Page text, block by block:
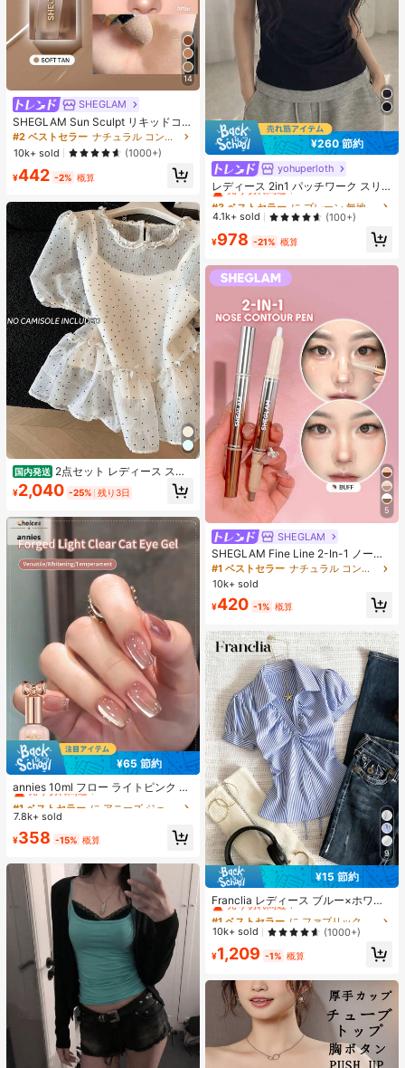
14
SHEGLAM
SHEGLAM Sun Sculpt リキッドコン
ター-Soft Tan ノーズシャドウ シェ
ーディング 女性と女の子のためのブ
ランドビューティーコスメメイクア
ップ
#2 ベストセラー
ナチュラル コントゥア＆ブロンザー
10k+ sold
(1000+)
¥442 -2% 概算
国内発送 2点セット レディース スイ
ートスタイル 水玉模様 メッシュ フ
リル パフスリーブ クロップトップ
ップス 半袖 ドット柄 ショート丈 透
け感 シースルー ガーリー 大人可愛
い フェミニン 春夏
¥2,040 -25% 残り3日
¥65 節約
annies 10ml フロー ライトピンク キ
ャットアイ ジェルネイルポリッシュ
ウルトラシャイン UVジェル ミラー
グラス キャットマグネットジェル ワ
ニス ネイルサプライ
#1 ベストセラー
に アニーズ ジェルネイルポリッシュ
売り切れ間近！
#1 ベストセラー
売り切れ間近！
#1 ベストセラー
売り切れ間近！
#1 ベストセラー
に アニーズ ジェルネイルポリッシュ
売り切れ間近！
7.8k+ sold
¥358 -15% 概算
¥260 節約
yohuperloth
レディース 2in1 パッチワーク スリ
ムフィット 多用途 カジュアル 半袖T
シャツ ブラック 夏用
#3 ベストセラー
売り切れ間近！
#3 ベストセラー
売り切れ間近！
#3 ベストセラー
売り切れ間近！
#3 ベストセラー
に プレーン 無地のカジュアルTシャツ
売り切れ間近！
4.1k+ sold (100+)
¥978 -21% 概算
5
SHEGLAM
SHEGLAM Fine Line 2-In-1 ノーズ
コンター&ハイライトペン-Buff ノー
ズシャドウ シェーディング 女性と女
の子のためのブランドビューティー
コスメメイクアップ
#1 ベストセラー
ナチュラル コントゥア＆ブロンザー
10k+ sold
¥420 -1% 概算
9
¥15 節約
Franclia レディース ブルー×ホワイ
ト ストライプ ボタン付きシャーリン
グ Vネックシャツ 夏向け エフォート
レスシック ブラウス 通学・新学期向
け 春カジュアル
#1 ベストセラー
に ファブリック 柔らかなオフィスブラウス
売り切れ間近！
#1 ベストセラー
売り切れ間近！
#1 ベストセラー
売り切れ間近！
#1 ベストセラー
に ファブリック 柔らかなオフィスブラウス
売り切れ間近！
10k+ sold (1000+)
¥1,209 -1% 概算